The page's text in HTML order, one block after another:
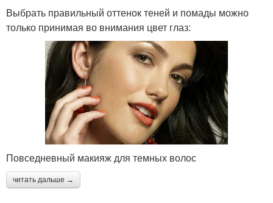
Выбрать правильный оттенок теней и помады можно
только принимая во внимания цвет глаз:
Повседневный макияж для темных волос
читать дальше →